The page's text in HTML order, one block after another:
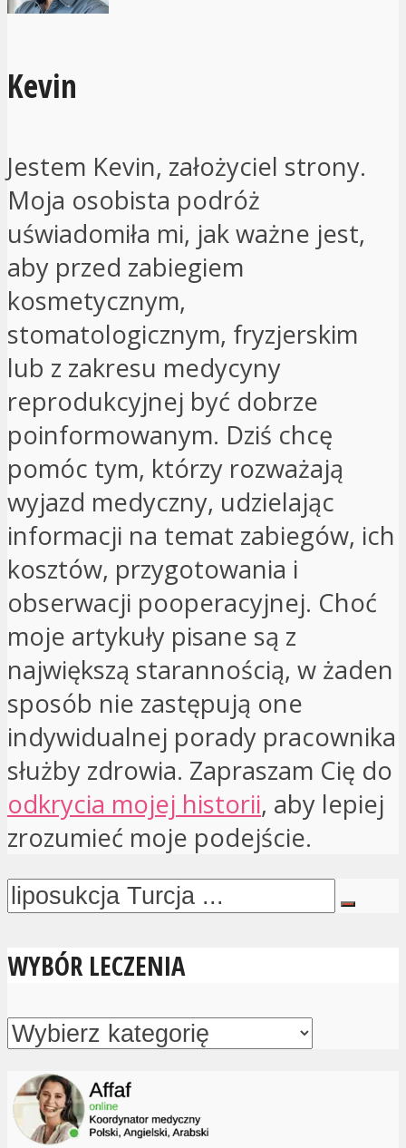
Kevin
Jestem Kevin, założyciel strony.
Moja osobista podróż
uświadomiła mi, jak ważne jest,
aby przed zabiegiem
kosmetycznym,
stomatologicznym, fryzjerskim
lub z zakresu medycyny
reprodukcyjnej być dobrze
poinformowanym. Dziś chcę
pomóc tym, którzy rozważają
wyjazd medyczny, udzielając
informacji na temat zabiegów, ich
kosztów, przygotowania i
obserwacji pooperacyjnej. Choć
moje artykuły pisane są z
największą starannością, w żaden
sposób nie zastępują one
indywidualnej porady pracownika
służby zdrowia. Zapraszam Cię do
odkrycia mojej historii, aby lepiej
zrozumieć moje podejście.
WYBÓR LECZENIA